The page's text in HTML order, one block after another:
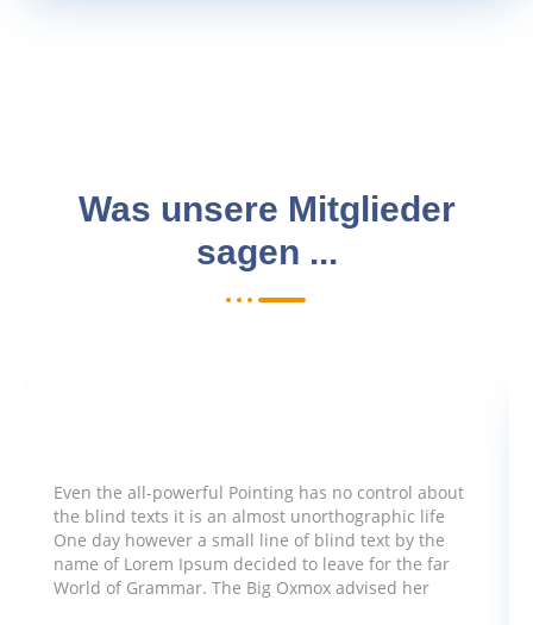
Was unsere Mitglieder
sagen ...
Even the all-powerful Pointing has no control about
the blind texts it is an almost unorthographic life
One day however a small line of blind text by the
name of Lorem Ipsum decided to leave for the far
World of Grammar. The Big Oxmox advised her